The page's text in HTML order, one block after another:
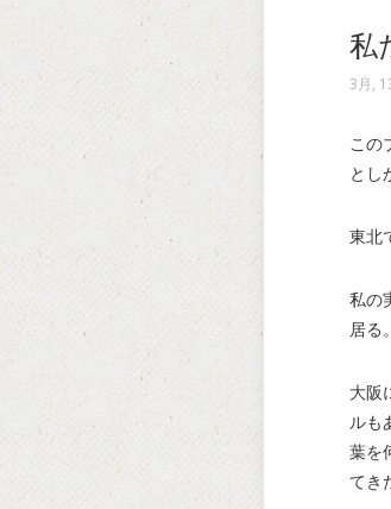
私
3月,
この
とし
東北
私の
居る。
大阪
ルも
葉を
てき